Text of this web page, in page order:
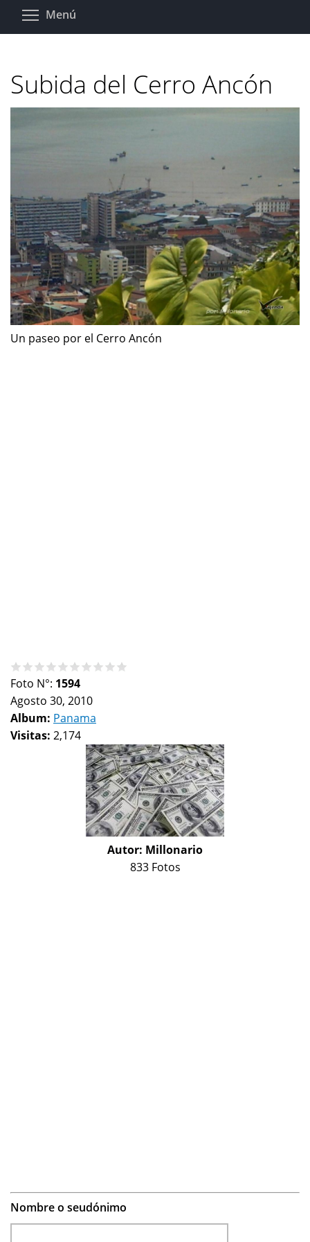
Pasar
Menú
Subida del Cerro Ancón
Un paseo por el Cerro Ancón
Foto N°: 1594
Agosto 30, 2010
Album: Panama
Visitas: 2,174
Autor: Millonario
833 Fotos
Nombre o seudónimo